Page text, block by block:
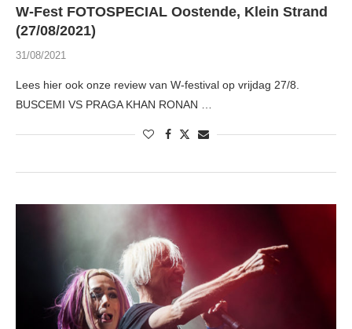
W-Fest FOTOSPECIAL Oostende, Klein Strand
(27/08/2021)
31/08/2021
Lees hier ook onze review van W-festival op vrijdag 27/8.
BUSCEMI VS PRAGA KHAN RONAN …